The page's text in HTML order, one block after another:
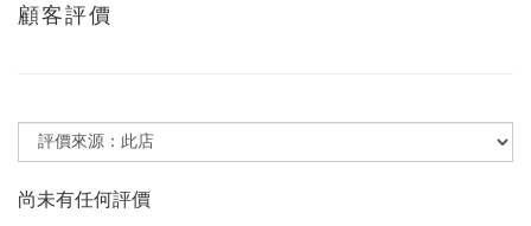
顧客評價
尚未有任何評價